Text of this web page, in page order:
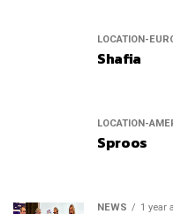
LOCATION-
Shafia
LOCATION-
Sproos
NEWS 1 year